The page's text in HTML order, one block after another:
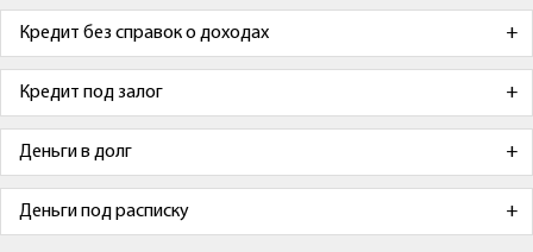
Кредит без справок о доходах
Кредит под залог
Деньги в долг
Деньги под расписку